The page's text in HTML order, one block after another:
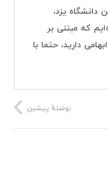
دانشگاه یزد،
که مبتنی بر
دارید، حتما با
نوشتهٔ پیشین